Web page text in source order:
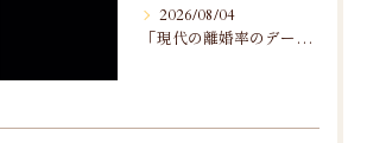
2026/08/04
「現代の離婚率のデータ分析」から